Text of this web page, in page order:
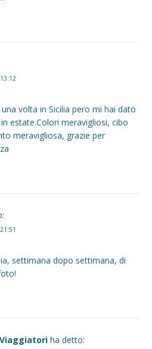
volta in Sicilia pero mi hai dato
in estate.Colori meravigliosi, cibo
meravigliosa, grazie per
settimana dopo settimana, di
ha detto: